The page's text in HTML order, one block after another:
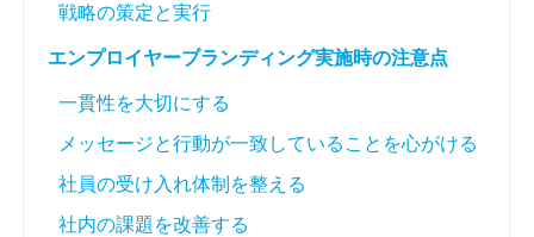
戦略の策定と実行
エンプロイヤーブランディング実施時の注意点
一貫性を大切にする
メッセージと行動が一致していることを心がける
社員の受け入れ体制を整える
社内の課題を改善する